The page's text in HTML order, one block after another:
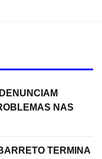
NAS
TERMINA